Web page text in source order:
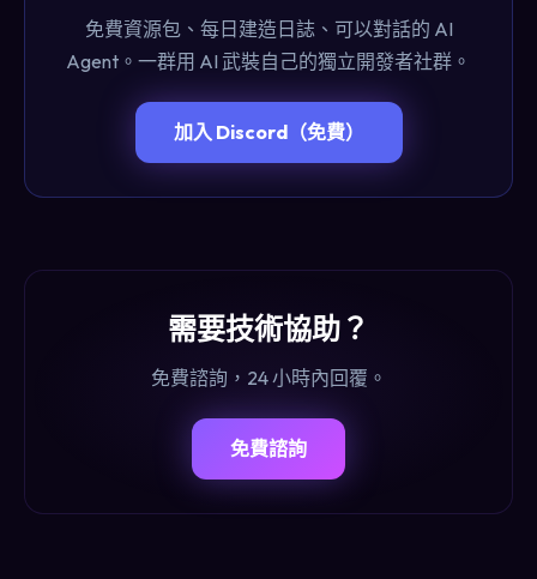
免費資源包、每日建造日誌、可以對話的 AI
Agent。一群用 AI 武裝自己的獨立開發者社群。
加入 Discord（免費）
需要技術協助？
免費諮詢，24 小時內回覆。
免費諮詢